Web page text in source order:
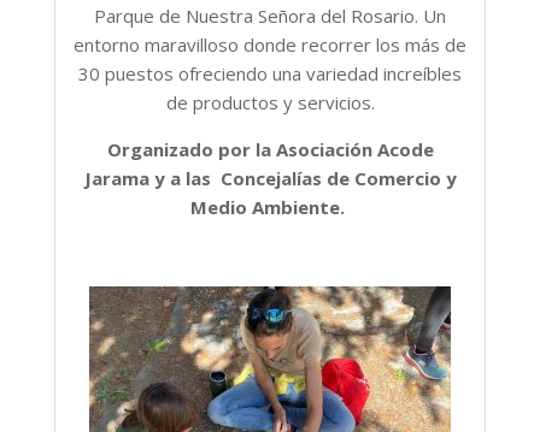
Parque de Nuestra Señora del Rosario. Un
entorno maravilloso donde recorrer los más de
30 puestos ofreciendo una variedad increíbles
de productos y servicios.
Organizado por la Asociación Acode
Jarama y a las Concejalías de Comercio y
Medio Ambiente.